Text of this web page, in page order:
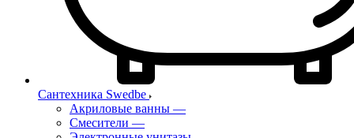
Сантехника Swedbe
Акриловые ванны —
Смесители —